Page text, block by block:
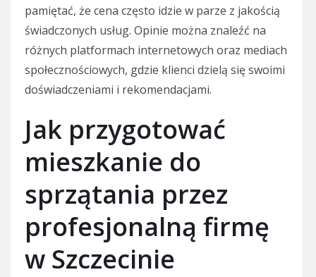
pamiętać, że cena często idzie w parze z jakością
świadczonych usług. Opinie można znaleźć na
różnych platformach internetowych oraz mediach
społecznościowych, gdzie klienci dzielą się swoimi
doświadczeniami i rekomendacjami.
Jak przygotować
mieszkanie do
sprzątania przez
profesjonalną firmę
w Szczecinie